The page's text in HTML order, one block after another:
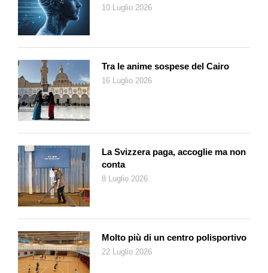
10 Luglio 2026
Tra le anime sospese del Cairo
16 Luglio 2026
La Svizzera paga, accoglie ma non
conta
8 Luglio 2026
Molto più di un centro polisportivo
22 Luglio 2026